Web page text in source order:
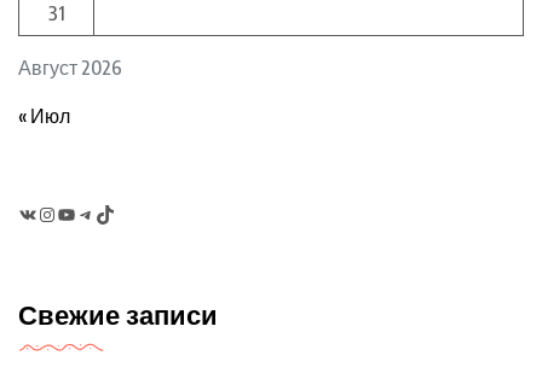
Август 2026
31
« Июл
Instagram
YouTubeTelegram
TikTok
Свежие записи